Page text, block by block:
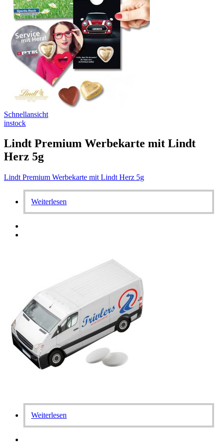
Schnellansicht
instock
Lindt Premium Werbekarte mit Lindt
Herz 5g
Lindt Premium Werbekarte mit Lindt Herz 5g
Weiterlesen
Weiterlesen